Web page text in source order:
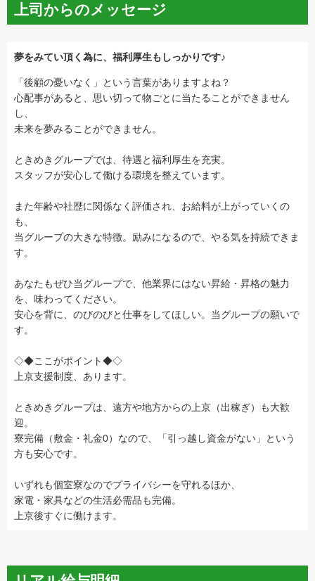
上司からのメッセージ
夢をみてい頂く為に、福利厚生もしっかりです♪
「後顧の憂いなく」という言葉がありますよね？
心配事があると、思い切って物ごとに当たることができません
し、
未来を夢みることができません。
ときめきグループでは、待遇と福利厚生を充実。
スタッフが安心して働ける環境を整えています。
また年齢や社歴に関係なく評価され、お給料が上がっていくの
も、
当グループの大きな特徴。励みになるので、やる気を持続できま
す。
あなたもぜひ当グループで、他業界にはない昇給・昇格の魅力
を、味わってください。
安心を背に、のびのびと仕事をしてほしい。当グループの願いで
す。
◇◆ここがポイント◆◇
上京支援制度、あります。
ときめきグループは、遠方や地方からの上京（出稼ぎ）も大歓
迎。
寮完備（敷金・礼金0）なので、「引っ越し資金がない」という
方も安心です。
いずれも個室寮なのでプライバシーを守れるほか、
家電・家具などの生活必需品も完備。
上京後すぐに働けます。